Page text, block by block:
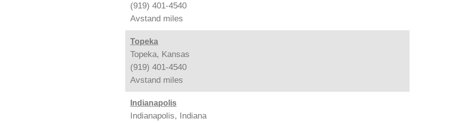
(919) 401-4540
Avstand miles
Topeka
Topeka, Kansas
(919) 401-4540
Avstand miles
Indianapolis
Indianapolis, Indiana